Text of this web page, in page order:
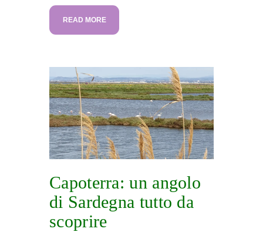
READ MORE
Capoterra: un angolo
di Sardegna tutto da
scoprire